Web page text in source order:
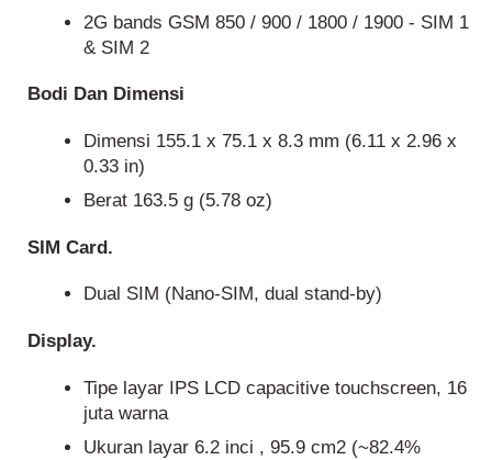
2G bands GSM 850 / 900 / 1800 / 1900 - SIM 1
& SIM 2
Bodi Dan Dimensi
Dimensi 155.1 x 75.1 x 8.3 mm (6.11 x 2.96 x
0.33 in)
Berat 163.5 g (5.78 oz)
SIM Card.
Dual SIM (Nano-SIM, dual stand-by)
Display.
Tipe layar IPS LCD capacitive touchscreen, 16
juta warna
Ukuran layar 6.2 inci , 95.9 cm2 (~82.4%